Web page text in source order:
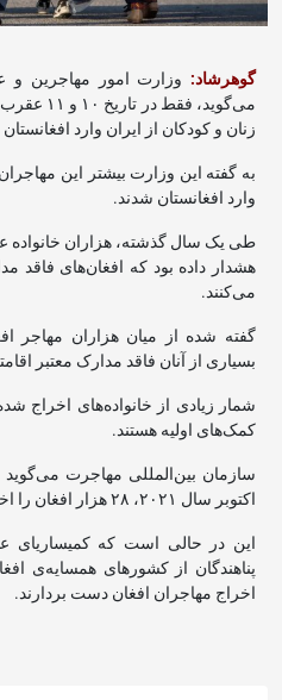
گوهرشاد: وزارت امور مهاجرین
زنان و کودکان از ایران وارد
به گفته این وزارت بیشتر این
وارد افغانستان شدند.
طی یک سال گذشته، هزاران خانواده
هشدار داده بود که افغان‌های فاقد
می‌کنند.
گفته شده از میان هزاران مهاجر
بسیاری از آنان فاقد مدارک معتبر
شمار زیادی از خانواده‌های اخراج
کمک‌های اولیه هستند.
سازمان بین‌المللی مهاجرت می‌گوید
اکتوبر سال ۲۰۲۱، ۲۸ هزار افغان را اخراج کرد.
این در حالی است که کمیساریای
پناهندگان از کشورهای همسایه‌ی
اخراج مهاجران افغان دست بردارند.